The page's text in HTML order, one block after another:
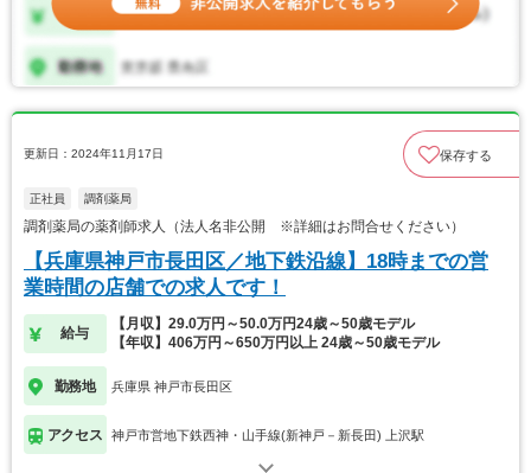
更新日：2024年11月17日 保存する
正社員 調剤薬局
調剤薬局の薬剤師求人（法人名非公開 ※詳細はお問合せください）
【兵庫県神戸市長田区／地下鉄沿線】18時までの営
業時間の店舗での求人です！
給与
【月収】29.0万円～50.0万円24歳～50歳モデル
【年収】406万円～650万円以上 24歳～50歳モデル
勤務地 兵庫県 神戸市長田区
アクセス 神戸市営地下鉄西神・山手線(新神戸－新長田) 上沢駅